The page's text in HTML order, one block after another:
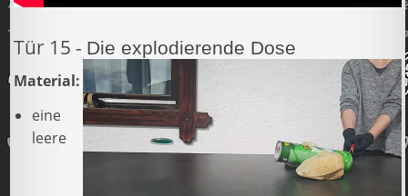
Tür 15 - Die explodierende Dose
Material:
eine
leere